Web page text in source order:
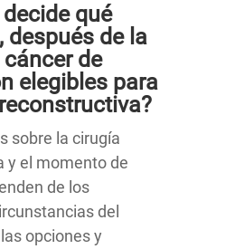
qué
después de la
de
elegibles para
sobre la cirugía
y el momento de
de los
del
opciones y